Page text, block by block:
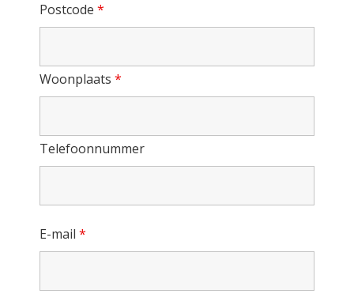
Postcode *
Woonplaats *
Telefoonnummer
E-mail *